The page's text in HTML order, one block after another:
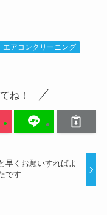
エアコンクリーニング
ね！
早くお願いすればよ
です